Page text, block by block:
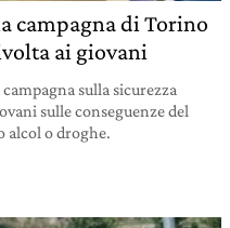
campagna di Torino
ai giovani
sulla sicurezza
sulle conseguenze del
alcol o droghe.